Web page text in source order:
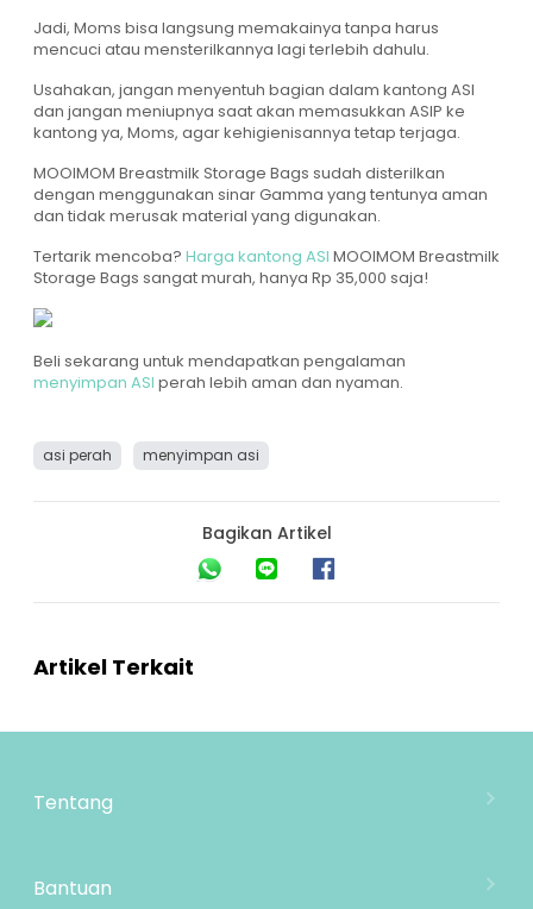
Jadi, Moms bisa langsung memakainya tanpa harus
mencuci atau mensterilkannya lagi terlebih dahulu.
Usahakan, jangan menyentuh bagian dalam kantong ASI
dan jangan meniupnya saat akan memasukkan ASIP ke
kantong ya, Moms, agar kehigienisannya tetap terjaga.
MOOIMOM Breastmilk Storage Bags sudah disterilkan
dengan menggunakan sinar Gamma yang tentunya aman
dan tidak merusak material yang digunakan.
Tertarik mencoba? Harga kantong ASI MOOIMOM Breastmilk
Storage Bags sangat murah, hanya Rp 35,000 saja!
Beli sekarang untuk mendapatkan pengalaman
menyimpan ASI perah lebih aman dan nyaman.
asi perah menyimpan asi
Bagikan Artikel
Artikel Terkait
Tentang
Lokasi Toko
Bantuan